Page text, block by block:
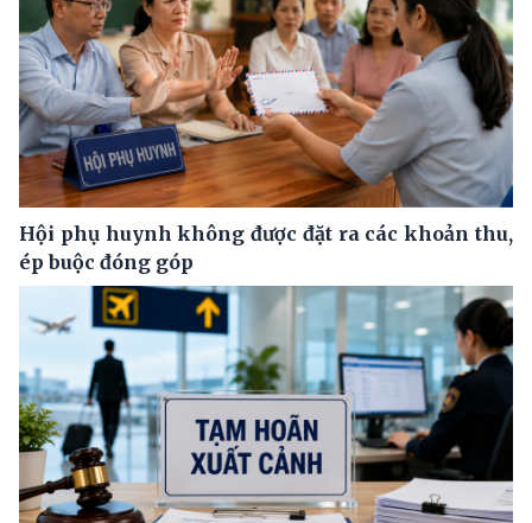
Hội phụ huynh không được đặt ra các khoản thu,
ép buộc đóng góp